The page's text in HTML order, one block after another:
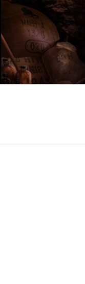
Aller
contenu
principal